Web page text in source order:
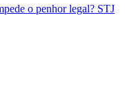
o penhor legal? STJ